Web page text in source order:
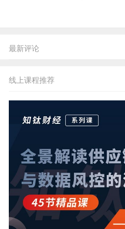
最新评论
线上课程推荐